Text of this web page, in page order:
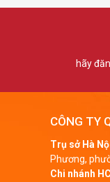
hãy
CÔNG TY
Trụ sở Hà
Phương,
Chi nhánh